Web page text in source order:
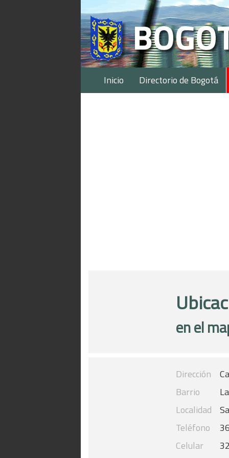
Inicio Directorio de Bogotá
en el
Dirección
Barrio
Localidad
Teléfono
Celular